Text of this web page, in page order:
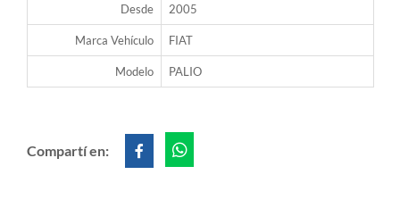
Desde 2005
Marca Vehículo FIAT
Modelo PALIO
Compartí en: